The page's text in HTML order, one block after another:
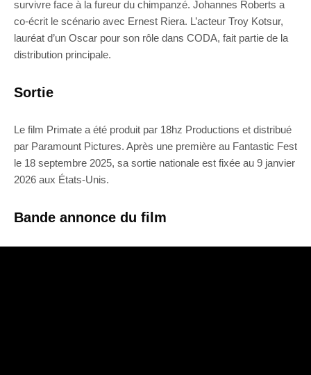
survivre face à la fureur du chimpanzé. Johannes Roberts a
co-écrit le scénario avec Ernest Riera. L’acteur Troy Kotsur,
lauréat d’un Oscar pour son rôle dans CODA, fait partie de la
distribution principale.
Sortie
Le film Primate a été produit par 18hz Productions et distribué
par Paramount Pictures. Après une première au Fantastic Fest
le 18 septembre 2025, sa sortie nationale est fixée au 9 janvier
2026 aux États-Unis.
Bande annonce du film